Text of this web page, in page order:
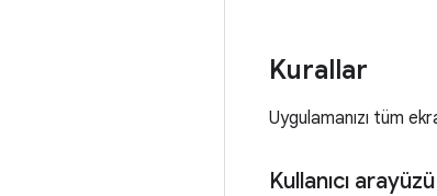
Kurallar
Uygulamanızı tüm
Kullanıcı arayüzü